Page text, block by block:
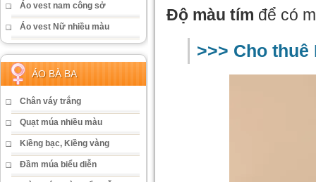
Áo vest nam công sở
Áo vest Nữ nhiều màu
ÁO BÀ BA
Chân váy trắng
Quạt múa nhiều màu
Kiềng bạc, Kiềng vàng
Đầm múa biểu diễn
Độ màu tím để có
>>> Cho